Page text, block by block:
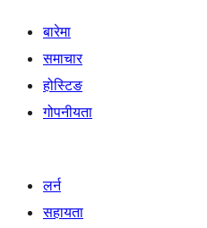
बारेमा
समाचार
होस्टिङ
गोपनीयता
लर्न
सहायता